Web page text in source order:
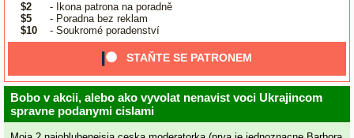
$2
- Ikona patrona na poradně
$5
- Poradna bez reklam
$10
- Soukromé poradenství
STAŇTE SE PATRONEM
Bobo v akcii, alebo ako vyvolat nenavist voci Ukrajincom
spravne podanymi cislami